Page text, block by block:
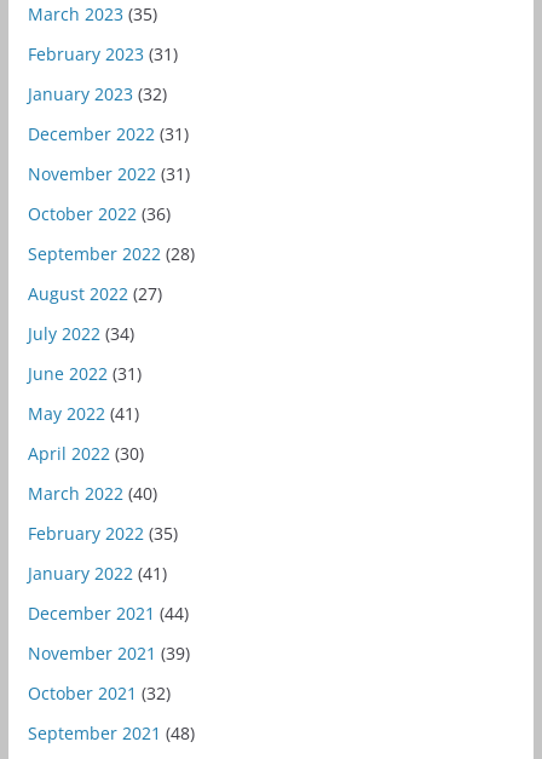
March 2023 (35)
February 2023 (31)
January 2023 (32)
December 2022 (31)
November 2022 (31)
October 2022 (36)
September 2022 (28)
August 2022 (27)
July 2022 (34)
June 2022 (31)
May 2022 (41)
April 2022 (30)
March 2022 (40)
February 2022 (35)
January 2022 (41)
December 2021 (44)
November 2021 (39)
October 2021 (32)
September 2021 (48)